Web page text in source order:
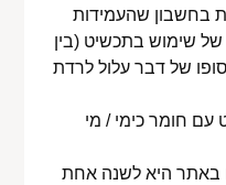
בחשבון שהעמידות
של שימוש בתכשיט (בין
של דבר עלול לרדת
עם חומר כימי / מי
באתר היא לשנה אחת